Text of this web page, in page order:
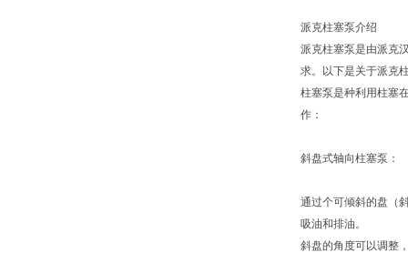
派克柱塞泵介绍
派克柱塞泵是由派克
求。以下是关于派克
柱塞泵是种利用柱塞
作：
斜盘式轴向柱塞泵：
通过个可倾斜的盘（
吸油和排油。
斜盘的角度可以调整